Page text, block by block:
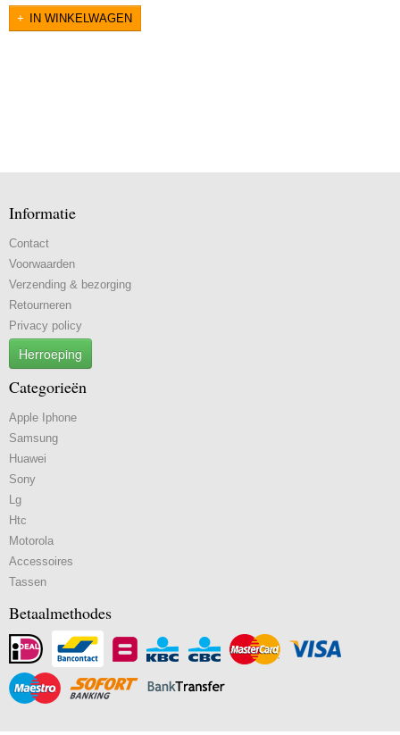
IN WINKELWAGEN
Informatie
Contact
Voorwaarden
Verzending & bezorging
Retourneren
Privacy policy
Herroeping
Categorieën
Apple Iphone
Samsung
Huawei
Sony
Lg
Htc
Motorola
Accessoires
Tassen
Betaalmethodes